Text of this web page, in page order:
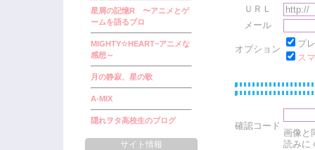
星屑の記憶R 〜アニメとゲ
ームを語るブロ
MIGHTY☆HEART~アニメな
感想～
月の静寂、星の歌
A-MIX
隠れヲタ高校生のブログ
サイト情報
ＵＲＬ
メール
オプション
プ
ス
確認コード
画像と
読みに